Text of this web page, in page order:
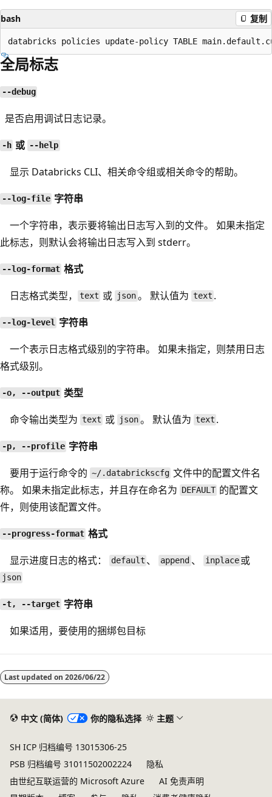
bash 复制
全局标志
--debug
是否启用调试日志记录。
-h 或 --help
显示 Databricks CLI、相关命令组或相关命令的帮助。
--log-file 字符串
一个字符串，表示要将输出日志写入到的文件。 如果未指定
此标志，则默认会将输出日志写入到 stderr。
--log-format 格式
日志格式类型，
text 或 json。 默认值为 text .
--log-level 字符串
一个表示日志格式级别的字符串。 如果未指定，则禁用日志
格式级别。
-o, --output 类型
命令输出类型为 text 或 json。 默认值为 text .
-p, --profile 字符串
要用于运行命令的 ~/.databrickscfg 文件中的配置文件名
称。 如果未指定此标志，并且存在命名为 DEFAULT 的配置文
件，则使用该配置文件。
--progress-format 格式
显示进度日志的格式：
default 、 append 、 inplace 或
json
-t, --target 字符串
如果适用，要使用的捆绑包目标
Last updated on 2026/06/22
中文 (简体) 你的隐私选择 主题
SH ICP 归档编号 13015306-25
PSB 归档编号 31011502002224
隐私
由世纪互联运营的 Microsoft Azure
AI 免责声明